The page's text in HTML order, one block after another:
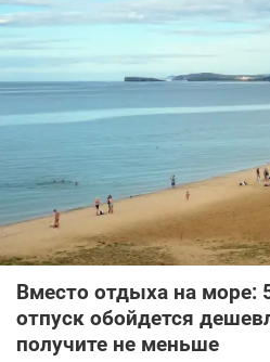
Вместо отдыха на море:
отпуск обойдется
получите не меньше